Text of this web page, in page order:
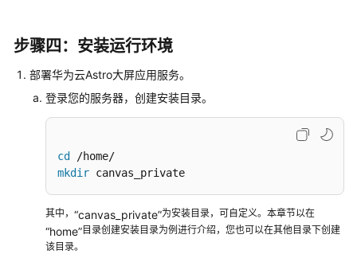
部
署
升
级
步骤四：安装运行环境
部署华为云Astro大屏应用服务。
登录您的服务器，创建安装目录。
cd
mkdir canvas_private
其中， “canvas_private”为安装目录，可自定义。本章节以在
“home”目录创建安装目录为例进行介绍，您也可以在其他目录下创建
该目录。